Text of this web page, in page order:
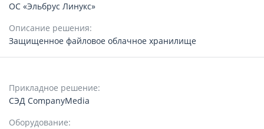
ОС «Эльбрус Линукс»
Описание решения:
Защищенное файловое облачное хранилище
Прикладное решение:
СЭД CompanyMedia
Оборудование: